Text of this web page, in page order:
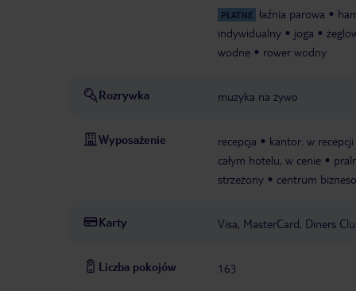
PŁATNE łaźnia parowa
indywidualny
joga
wodne
rower wodny
Rozrywka muzyka na żywo
Wyposażenie recepcja kantor: w recepcji
całym hotelu, w cenie
strzeżony
centrum
Karty Visa, MasterCard, Diners
Liczba pokojów 163